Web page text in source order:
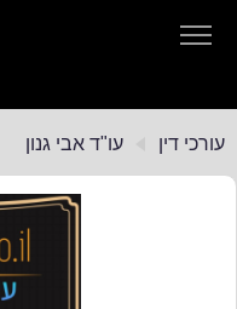
עורכי דיןעורכי דין עו"ד אבי גנון